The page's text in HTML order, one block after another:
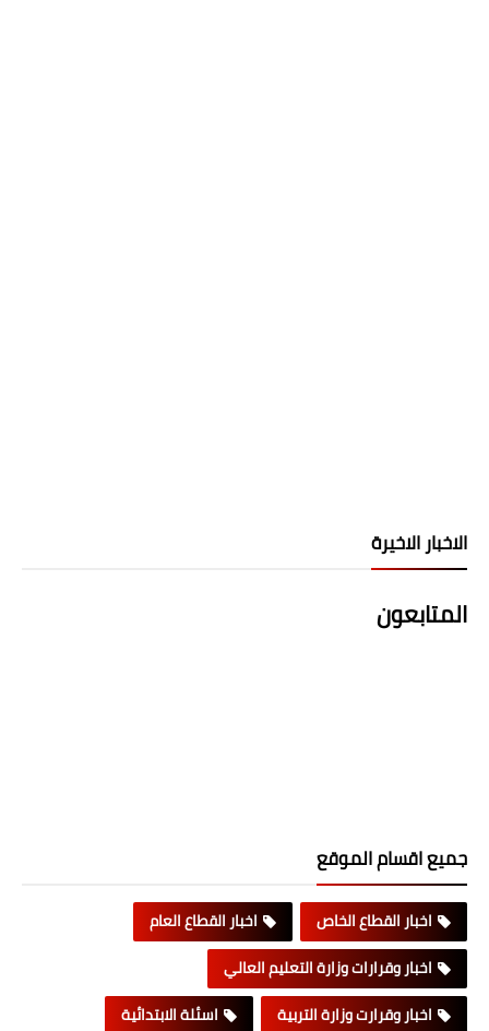
الاخبار الاخيرة
المتابعون
جميع اقسام الموقع
اخبار القطاع الخاص
اخبار القطاع العام
اخبار وقرارات وزارة التعليم العالي
اخبار وقرارت وزارة التربية
اسئلة الابتدائية